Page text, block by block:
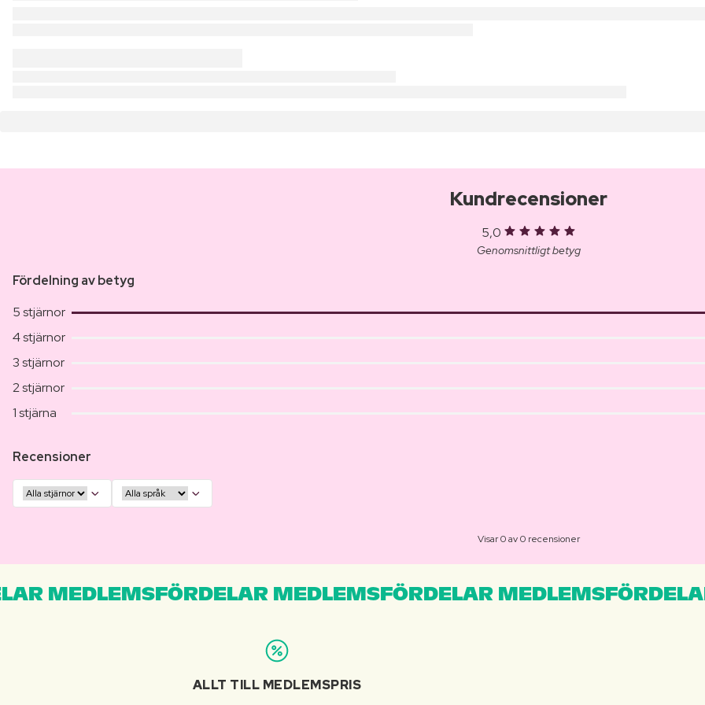
Kundrecensioner
5,0
Genomsnittligt betyg
Fördelning av betyg
5 stjärnor
4 stjärnor
3 stjärnor
2 stjärnor
1 stjärna
Recensioner
Visar 0 av 0 recensioner
MEDLEMSFÖRDELAR MEDLEMSFÖRDELAR
ALLT TILL MEDLEMSPRIS